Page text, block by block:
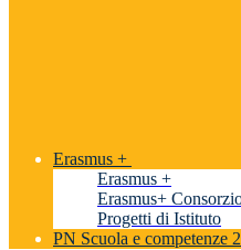
Erasmus +
Erasmus +
Erasmus+
Progetti di Istituto
PN Scuola e competenze